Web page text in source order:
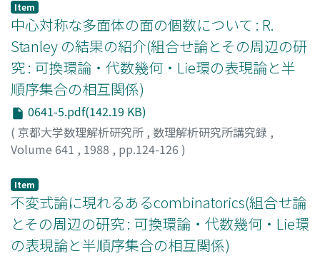
Item
中心対称な多面体の面の個数について : R.
Stanley の結果の紹介(組合せ論とその周辺の研
究 : 可換環論・代数幾何・Lie環の表現論と半
順序集合の相互関係)
0641-5.pdf(142.19 KB)
( 京都大学数理解析研究所 , 数理解析研究所講究録 ,
Volume 641 , 1988 , pp.124-126 )
Item
不変式論に現れるあるcombinatorics(組合せ論
とその周辺の研究 : 可換環論・代数幾何・Lie環
の表現論と半順序集合の相互関係)